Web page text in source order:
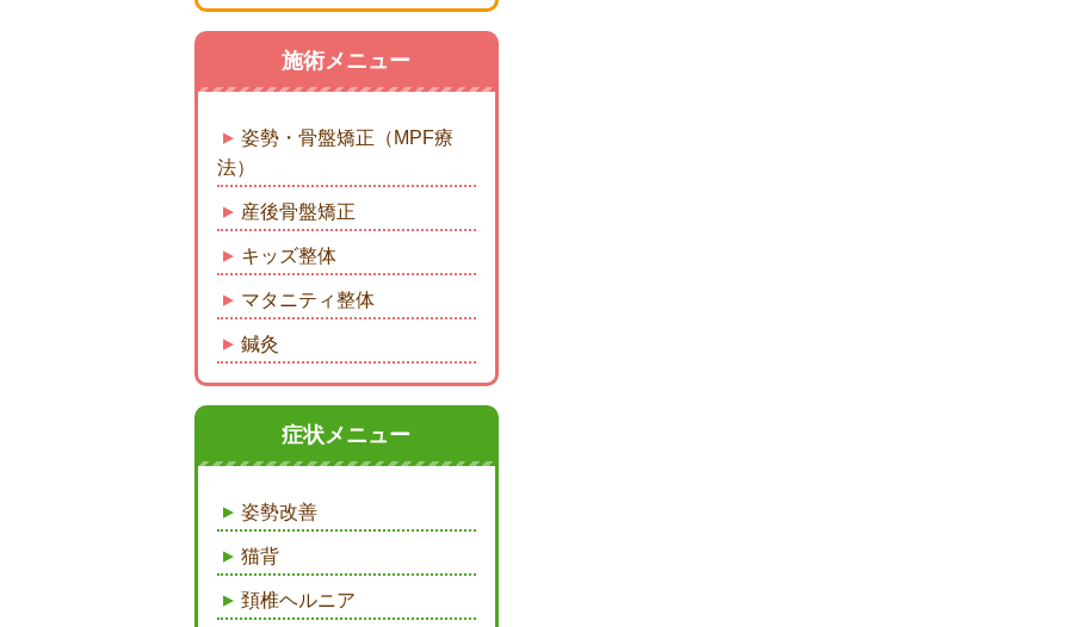
施術メニュー
姿勢・骨盤矯正（MPF療
法）
産後骨盤矯正
キッズ整体
マタニティ整体
鍼灸
症状メニュー
姿勢改善
猫背
頚椎ヘルニア